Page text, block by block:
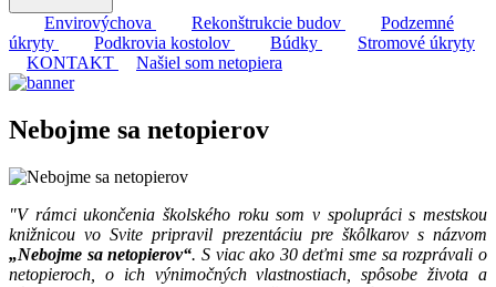
Envirovýchova Rekonštrukcie budov
Podzemné
úkryty
Podkrovia kostolov Búdky
Stromové úkryty
KONTAKT
Našiel som netopiera
Nebojme sa netopierov
"V rámci ukončenia školského roku som v spolupráci s mestskou
knižnicou vo Svite pripravil prezentáciu pre škôlkarov s názvom
„Nebojme sa netopierov“. S viac ako 30 deťmi sme sa rozprávali o
netopieroch, o ich výnimočných vlastnostiach, spôsobe života a